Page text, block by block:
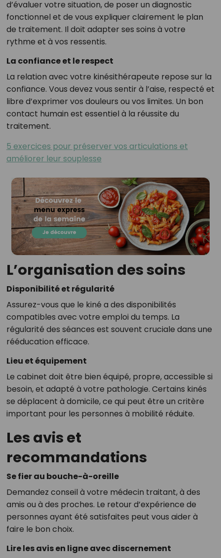
d’évaluer votre situation, de poser un diagnostic
fonctionnel et de vous expliquer clairement le plan
de traitement. Il doit adapter ses soins à votre
rythme et à vos ressentis.
La confiance et le respect
La relation avec votre kinésithérapeute repose sur la
confiance. Vous devez vous sentir à l’aise, respecté et
libre d’exprimer vos douleurs ou vos limites. Un bon
contact humain est essentiel à la réussite du
traitement.
5 exercices pour préserver vos articulations et
améliorer leur souplesse
L’organisation des soins
Disponibilité et régularité
Assurez-vous que le kiné a des disponibilités
compatibles avec votre emploi du temps. La
régularité des séances est souvent cruciale dans une
rééducation efficace.
Lieu et équipement
Le cabinet doit être bien équipé, propre, accessible si
besoin, et adapté à votre pathologie. Certains kinés
se déplacent à domicile, ce qui peut être un critère
important pour les personnes à mobilité réduite.
Les avis et
recommandations
Se fier au bouche-à-oreille
Demandez conseil à votre médecin traitant, à des
amis ou à des proches. Le retour d’expérience de
personnes ayant été satisfaites peut vous aider à
faire le bon choix.
Lire les avis en ligne avec discernement